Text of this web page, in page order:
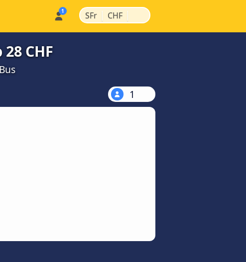
SFr | CHF |
CHF
1